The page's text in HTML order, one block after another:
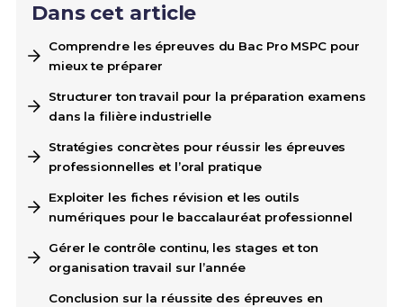
Dans cet article
Comprendre les épreuves du Bac Pro MSPC pour
mieux te préparer
Structurer ton travail pour la préparation examens
dans la filière industrielle
Stratégies concrètes pour réussir les épreuves
professionnelles et l’oral pratique
Exploiter les fiches révision et les outils
numériques pour le baccalauréat professionnel
Gérer le contrôle continu, les stages et ton
organisation travail sur l’année
Conclusion sur la réussite des épreuves en